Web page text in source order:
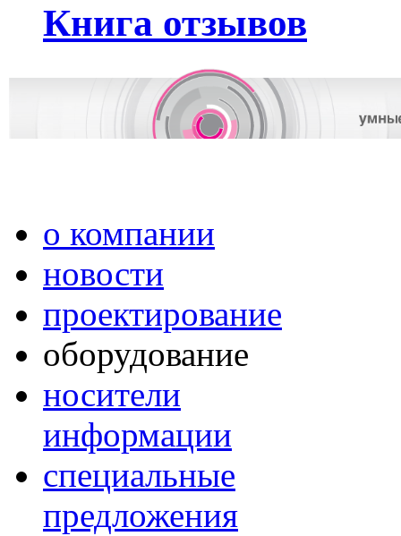
Книга отзывов
о компании
новости
проектирование
оборудование
носители
информации
специальные
предложения